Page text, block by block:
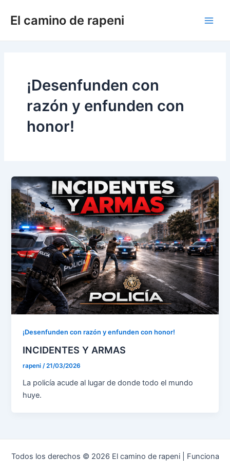
El camino de rapeni
¡Desenfunden con
razón y enfunden con
honor!
¡Desenfunden con razón y enfunden con honor!
INCIDENTES Y ARMAS
rapeni /21/03/2026
La policía acude al lugar de donde todo el mundo
huye.
Todos los derechos © 2026 El camino de rapeni | Funciona